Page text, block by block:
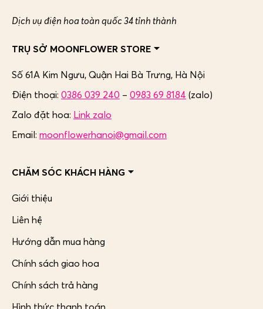
Dịch vụ điện hoa toàn quốc 34 tỉnh thành
TRỤ SỞ MOONFLOWER STORE
Số 61A Kim Ngưu, Quận Hai Bà Trưng, Hà Nội
Điện thoại: 0386 039 240 – 0983 69 8184 (zalo)
Zalo đặt hoa: Link zalo
Email: moonflowerhanoi@gmail.com
CHĂM SÓC KHÁCH HÀNG
Giới thiệu
Liên hệ
Hướng dẫn mua hàng
Chính sách giao hoa
Chính sách trả hàng
Hình thức thanh toán